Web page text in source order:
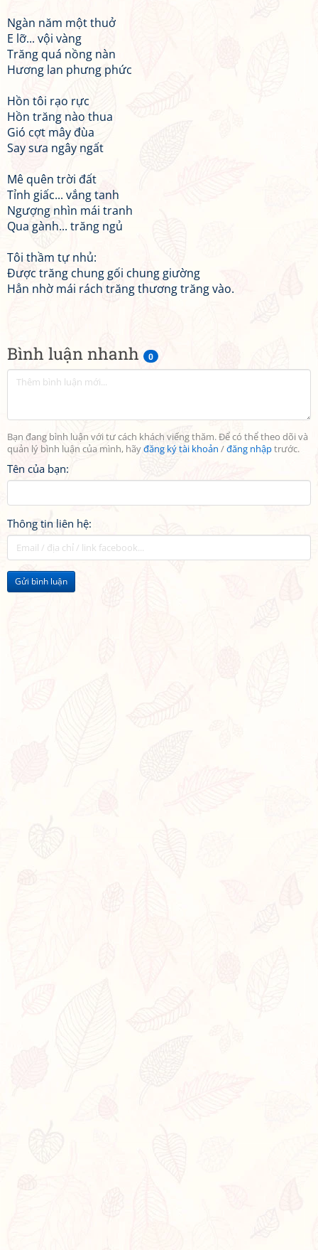
Bình luận nhanh 0
Bạn đang bình luận với tư cách khách viếng thăm. Để có thể theo dõi và
quản lý bình luận của mình, hãyđăng ký tài khoản /đăng nhậptrước.
Tên của bạn:
Thông tin liên hệ:
Gửi bình luận
Ngàn năm một thuở
E lỡ... vội vàng
Trăng quá nồng nàn
Hương lan phưng phức
Hồn tôi rạo rực
Hồn trăng nào thua
Gió cợt mây đùa
Say sưa ngây ngất
Mê quên trời đất
Tỉnh giấc... vắng tanh
Ngượng nhìn mái tranh
Qua gành... trăng ngủ
Tôi thầm tự nhủ:
Được trăng chung gối chung giường
Hẳn nhờ mái rách trăng thương trăng vào.